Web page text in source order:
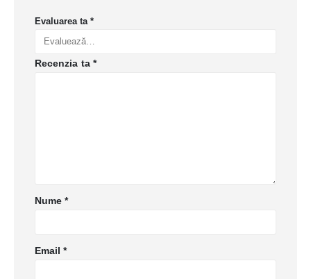
Evaluarea ta *
Recenzia ta *
Nume*
Email*